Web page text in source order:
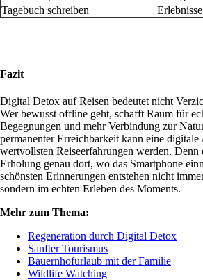
Tagebuch schreiben
Fazit
Digital Detox auf Reisen bedeutet nicht
Wer bewusst offline geht, schafft Raum für
Begegnungen und mehr Verbindung zur
permanenter Erreichbarkeit kann eine digitale
wertvollsten Reiseerfahrungen werden. Denn
Erholung genau dort, wo das Smartphone
schönsten Erinnerungen entstehen nicht
sondern im echten Erleben des Moments.
Mehr zum Thema:
Regeneration durch Digital Detox
Sanfter Tourismus
Bauernhofurlaub mit der Familie
Wildlife Watching